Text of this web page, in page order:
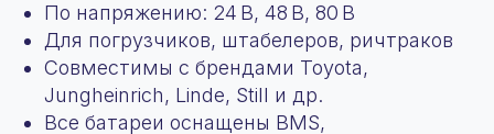
По напряжению: 24 В, 48 В, 80 В
Для погрузчиков, штабелеров, ричтраков
Совместимы с брендами Toyota,
Jungheinrich, Linde, Still и др.
Все батареи оснащены BMS,